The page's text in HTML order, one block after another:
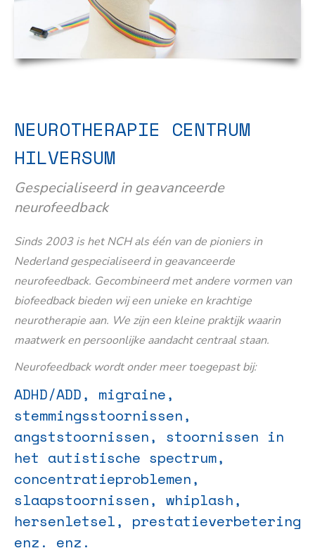
NEUROTHERAPIE CENTRUM
HILVERSUM
Gespecialiseerd in geavanceerde
neurofeedback
Sinds 2003 is het NCH als één van de pioniers in
Nederland gespecialiseerd in geavanceerde
neurofeedback. Gecombineerd met andere vormen van
biofeedback bieden wij een unieke en krachtige
neurotherapie aan. We zijn een kleine praktijk waarin
maatwerk en persoonlijke aandacht centraal staan.
Neurofeedback wordt onder meer toegepast bij:
ADHD/ADD, migraine,
stemmingsstoornissen,
angststoornissen, stoornissen in
het autistische spectrum,
concentratieproblemen,
slaapstoornissen, whiplash,
hersenletsel, prestatieverbetering
enz. enz.